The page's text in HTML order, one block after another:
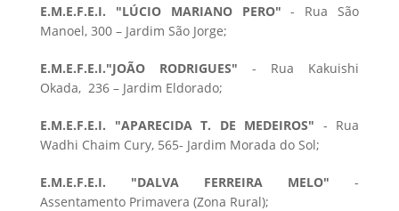
E.M.E.F.E.I. "LÚCIO MARIANO PERO" - Rua São
Manoel, 300 – Jardim São Jorge;
E.M.E.F.E.I."JOÃO RODRIGUES" - Rua Kakuishi
Okada, 236 – Jardim Eldorado;
E.M.E.F.E.I. "APARECIDA T. DE MEDEIROS" - Rua
Wadhi Chaim Cury, 565- Jardim Morada do Sol;
E.M.E.F.E.I. "DALVA FERREIRA MELO" -
Assentamento Primavera (Zona Rural);